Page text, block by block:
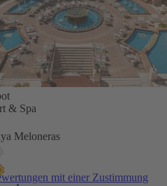
& Spa
Meloneras
mit einer Zustimmung